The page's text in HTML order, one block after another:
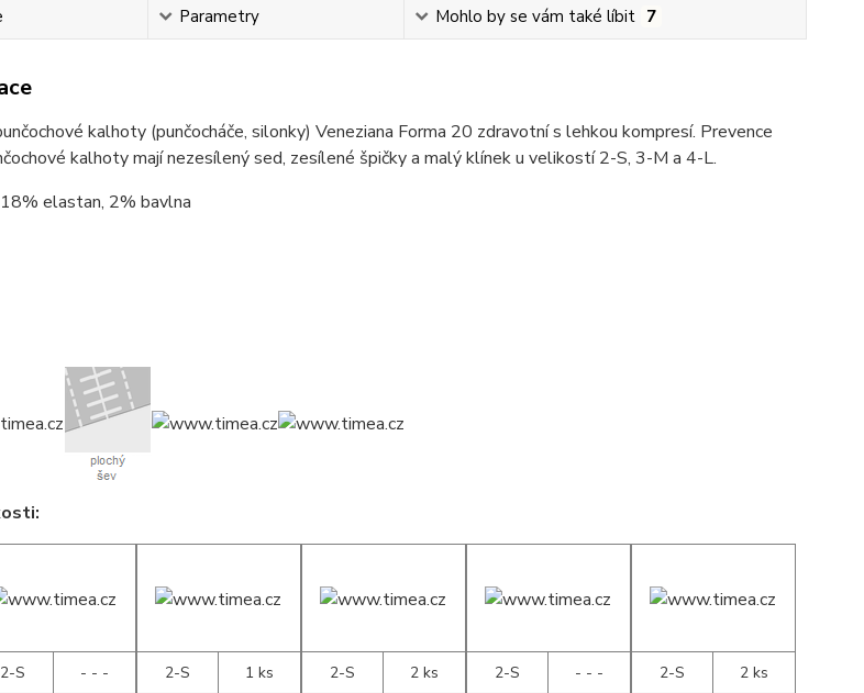
Parametry Mohlo by se vám také líbit 7
kalhoty (punčocháče, silonky) Veneziana Forma 20 zdravotní s lehkou kompresí. Prevence
kalhoty mají nezesílený sed, zesílené špičky a malý klínek u velikostí 2-S, 3-M a 4-L.
elastan, 2% bavlna
2-S
- - -
2-S
1 ks
2-S
2 ks
2-S
- - -
2-S
2 ks